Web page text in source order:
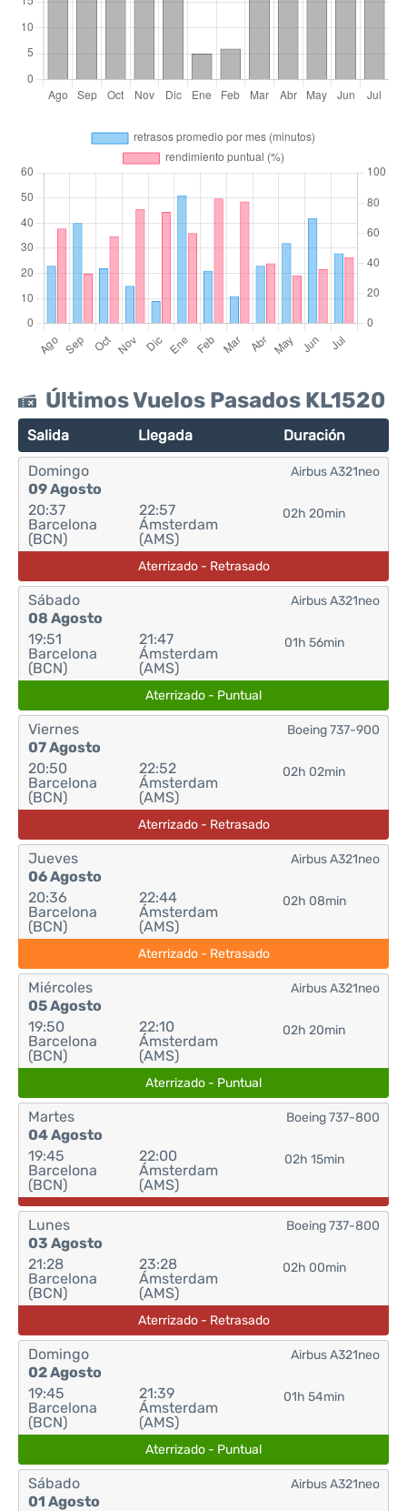
Últimos Vuelos Pasados KL1520
Salida Llegada Duración
Domingo
09 Agosto
20:37
Barcelona
(BCN)
22:57
Ámsterdam
(AMS)
02h 20min
Airbus A321neo
Aterrizado - Retrasado
Sábado
08 Agosto
19:51
Barcelona
(BCN)
21:47
Ámsterdam
(AMS)
01h 56min
Airbus A321neo
Aterrizado - Puntual
Viernes
07 Agosto
20:50
Barcelona
(BCN)
22:52
Ámsterdam
(AMS)
02h 02min
Boeing 737-900
Aterrizado - Retrasado
Jueves
06 Agosto
20:36
Barcelona
(BCN)
22:44
Ámsterdam
(AMS)
02h 08min
Airbus A321neo
Aterrizado - Retrasado
Miércoles
05 Agosto
19:50
Barcelona
(BCN)
22:10
Ámsterdam
(AMS)
02h 20min
Airbus A321neo
Aterrizado - Puntual
Martes
04 Agosto
19:45
Barcelona
(BCN)
22:00
Ámsterdam
(AMS)
02h 15min
Boeing 737-800
Lunes
03 Agosto
21:28
Barcelona
(BCN)
23:28
Ámsterdam
(AMS)
02h 00min
Boeing 737-800
Aterrizado - Retrasado
Domingo
02 Agosto
19:45
Barcelona
(BCN)
21:39
Ámsterdam
(AMS)
01h 54min
Airbus A321neo
Aterrizado - Puntual
Sábado
01 Agosto
Airbus A321neo